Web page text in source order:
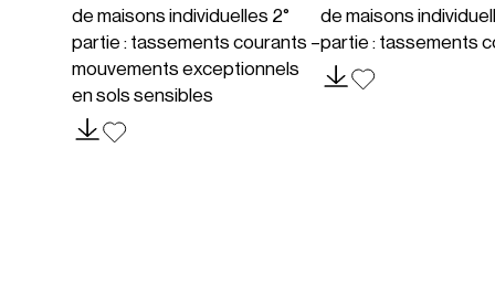
de maisons individuelles 2°
partie : tassements courants –
mouvements exceptionnels
en sols sensibles
de maisons
partie : tassements